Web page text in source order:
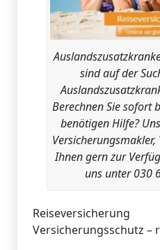
sind auf der
Berechnen Sie sofort
benötigen Hilfe?
Versicherungsmakler,
Ihnen gern zur
uns unter 030
Versicherungsschutz –